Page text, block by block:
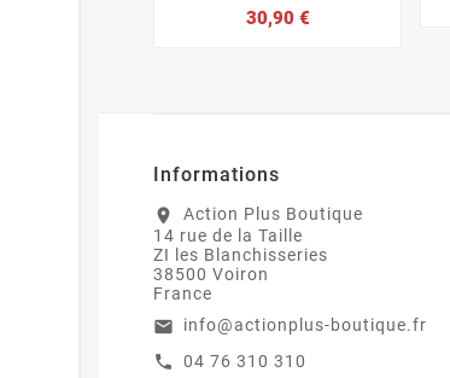
30,90 €
Informations
location_on
Action Plus Boutique
14 rue de la Taille
ZI les Blanchisseries
38500 Voiron
France
email info@actionplus-boutique.fr
call 04 76 310 310